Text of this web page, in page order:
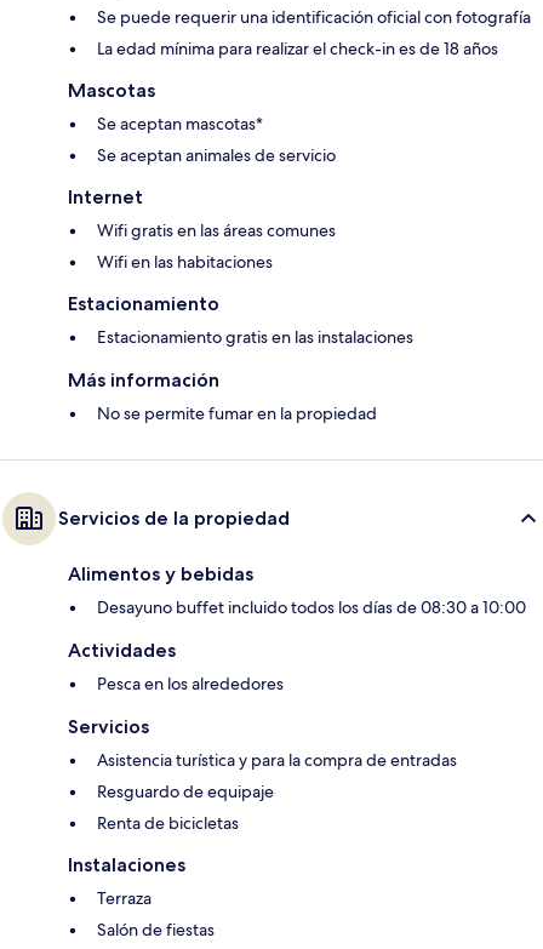
Se puede requerir una identificación oficial con fotografía
La edad mínima para realizar el check-in es de 18 años
Mascotas
Se aceptan mascotas*
Se aceptan animales de servicio
Internet
Wifi gratis en las áreas comunes
Wifi en las habitaciones
Estacionamiento
Estacionamiento gratis en las instalaciones
Más información
No se permite fumar en la propiedad
Servicios de la propiedad
Alimentos y bebidas
Desayuno buffet incluido todos los días de 08:30 a 10:00
Actividades
Pesca en los alrededores
Servicios
Asistencia turística y para la compra de entradas
Resguardo de equipaje
Renta de bicicletas
Instalaciones
Terraza
Salón de fiestas